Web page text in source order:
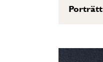
Porträtt